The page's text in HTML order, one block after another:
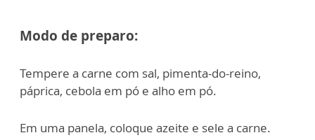
Modo de preparo:
Tempere a carne com sal, pimenta-do-reino,
páprica, cebola em pó e alho em pó.
Em uma panela, coloque azeite e sele a carne.